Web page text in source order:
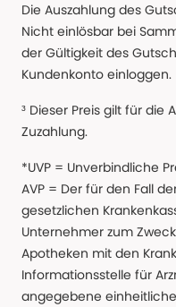
Die Auszahlung des
Nicht einlösbar bei
der Gültigkeit des
Kundenkonto einloggen.
³ Dieser Preis gilt für die
Zuzahlung.
*UVP = Unverbindliche
AVP = Der für den Fall
gesetzlichen
Unternehmer zum
Apotheken mit den
Informationsstelle für
angegebene